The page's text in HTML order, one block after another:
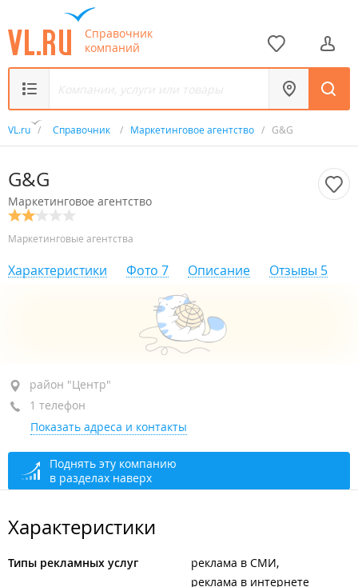
Справочник
компаний
VL.ru / Справочник / Маркетинговое агентство / G&G
G&G
Маркетинговое агентство
Маркетинговые агентства
Характеристики Фото 7 Описание Отзывы 5
район "Центр", ул. Пологая, 69
+7 953 211-56-33
открыто: 10:00–20:00
район "Центр"
1 телефон
Показать адреса и контакты
Поднять эту компанию
в разделах наверх
Характеристики
Типы рекламных услуг
реклама в СМИ
реклама в интернете